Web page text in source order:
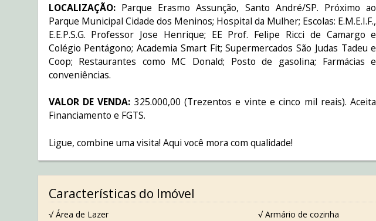
LOCALIZAÇÃO:Parque Erasmo Assunção, Santo André/SP. Próximo ao
Parque Municipal Cidade dos Meninos; Hospital da Mulher; Escolas: E.M.E.I.F.,
E.E.P.S.G. Professor Jose Henrique; EE Prof. Felipe Ricci de Camargo e
Colégio Pentágono; Academia Smart Fit; Supermercados São Judas Tadeu e
Coop; Restaurantes como MC Donald; Posto de gasolina; Farmácias e
conveniências.
VALOR DE VENDA: 325.000,00 (Trezentos e vinte e cinco mil reais). Aceita
Financiamento e FGTS.
Ligue, combine uma visita! Aqui você mora com qualidade!
Características do Imóvel
√ Área de Lazer √ Armário de cozinha